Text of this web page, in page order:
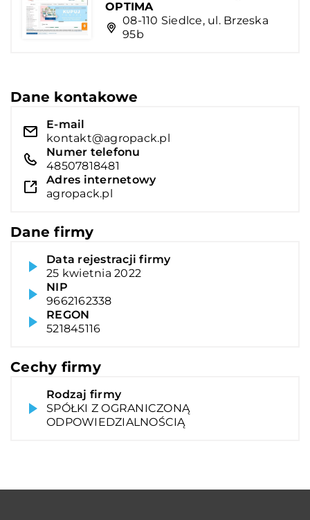
OPTIMA
08-110 Siedlce, ul. Brzeska
95b
Dane kontakowe
E-mail
kontakt@agropack.pl
Numer telefonu
48507818481
Adres internetowy
agropack.pl
Dane firmy
Data rejestracji firmy
25 kwietnia 2022
NIP
9662162338
REGON
521845116
Cechy firmy
Rodzaj firmy
SPÓŁKI Z OGRANICZONĄ
ODPOWIEDZIALNOŚCIĄ